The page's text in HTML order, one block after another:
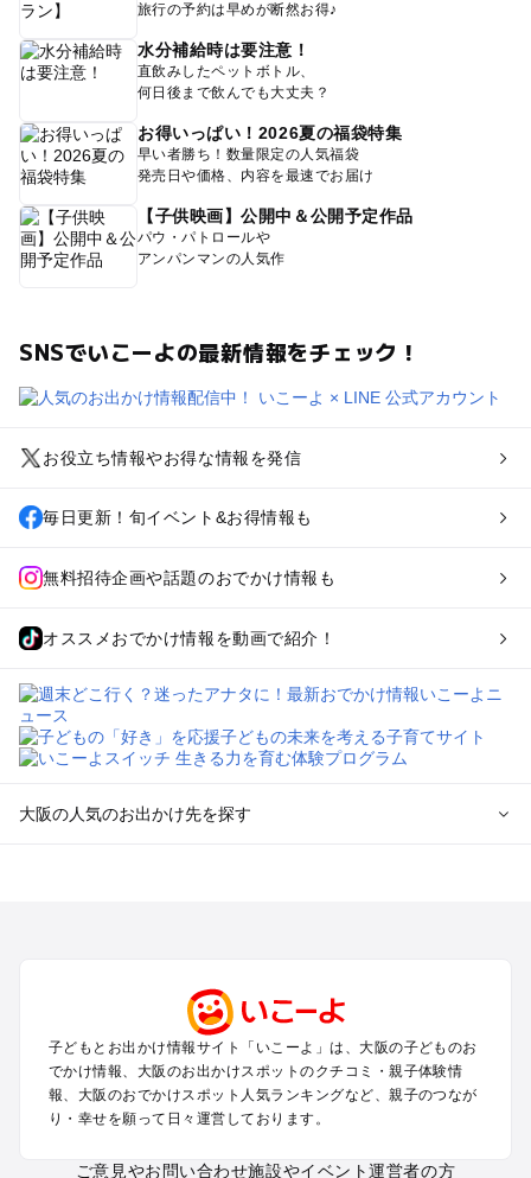
旅行の予約は早めが断然お得♪
水分補給時は要注意！
直飲みしたペットボトル、
何日後まで飲んでも大丈夫？
お得いっぱい！2026夏の福袋特集
早い者勝ち！数量限定の人気福袋
発売日や価格、内容を最速でお届け
【子供映画】公開中＆公開予定作品
パウ・パトロールや
アンパンマンの人気作
SNSでいこーよの最新情報をチェック！
お役立ち情報やお得な情報を発信
毎日更新！旬イベント&お得情報も
無料招待企画や話題のおでかけ情報も
オススメおでかけ情報を動画で紹介！
大阪の人気のお出かけ先を探す
梅田・キタ・淀屋橋・本町・福島のプールお出かけ
東大阪・八尾・寝屋川・守口・門真のプールお出かけ
大阪ベイエリア（USJ・南港）のプールお出かけ
なんば・心斎橋・道頓堀・四ツ橋・ミナミのプールお出かけ
天王寺・阿倍野・上本町・長居のプールお出かけ
新大阪・江坂・十三のプールお出かけ
子どもとお出かけ情報サイト「いこーよ」は、大阪の子どものお
でかけ情報、大阪のお出かけスポットのクチコミ・親子体験情
報、大阪のおでかけスポット人気ランキングなど、親子のつなが
り・幸せを願って日々運営しております。
ご意見やお問い合わせ施設やイベント運営者の方